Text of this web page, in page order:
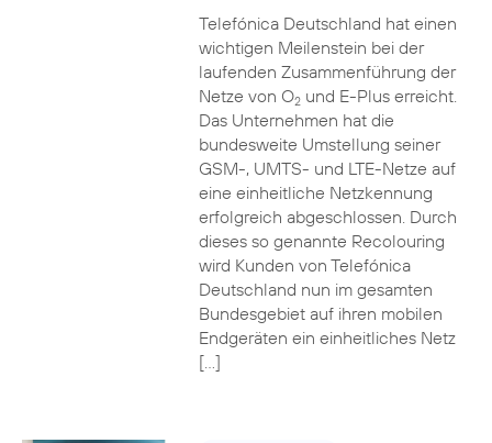
Telefónica Deutschland hat einen
wichtigen Meilenstein bei der
laufenden Zusammenführung der
Netze von O2und E-Plus erreicht.
Das Unternehmen hat die
bundesweite Umstellung seiner
GSM-, UMTS- und LTE-Netze auf
eine einheitliche Netzkennung
erfolgreich abgeschlossen. Durch
dieses so genannte Recolouring
wird Kunden von Telefónica
Deutschland nun im gesamten
Bundesgebiet auf ihren mobilen
Endgeräten ein einheitliches Netz
[…]